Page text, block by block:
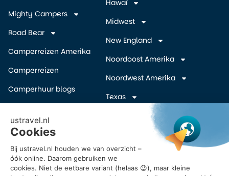
Mighty Campers
Road Bear
Camperreizen Amerika
Camperreizen
Camperhuur blogs
Inschrijven Amerika
camper deals
Vroegboekkorting camper
USA
Hawaï
Midwest
New England
Noordoost Amerika
Noordwest Amerika
Texas
Zuidelijke Staten
Zuidwest Amerika